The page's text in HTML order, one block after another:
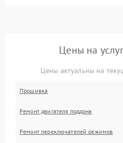
Цены на
Цены актуальны на
Прошивка
Ремонт двигателя поддона
Ремонт переключателей режимов